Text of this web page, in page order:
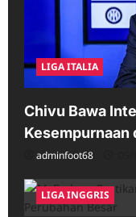
LIGA ITALIA
Chivu Bawa
Kesempurnaan
adminfoot68
LIGA INGGRIS